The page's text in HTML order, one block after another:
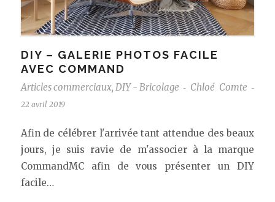
DIY – GALERIE PHOTOS FACILE
AVEC COMMAND
Articles commerciaux, DIY - Bricolage - Chloé Comte -
22 avril 2019
Afin de célébrer l'arrivée tant attendue des beaux
jours, je suis ravie de m'associer à la marque
CommandMC afin de vous présenter un DIY
facile…